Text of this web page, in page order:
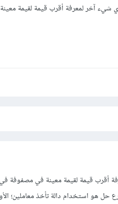
شيء آخر لمعرفة أقرب قيمة لقيمة
أقرب قيمة لقيمة معينة في مصفوفة
حل هو استخدام دالة تأخذ معاملين؛